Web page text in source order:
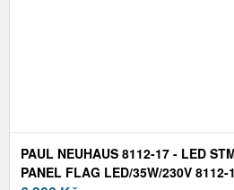
PAUL NEUHAUS 8112-17 - LED
PANEL FLAG LED/35W/230V 8112-